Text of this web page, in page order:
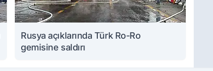
Rusya açıklarında Türk Ro-Ro
gemisine saldırı